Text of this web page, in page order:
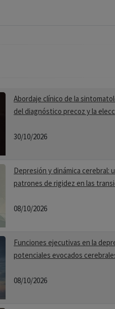
Abordaje clínico de la
del diagnóstico precoz y la
30/10/2026
Depresión y dinámica cerebral:
patrones de rigidez en las
08/10/2026
Funciones ejecutivas en la
potenciales evocados
08/10/2026